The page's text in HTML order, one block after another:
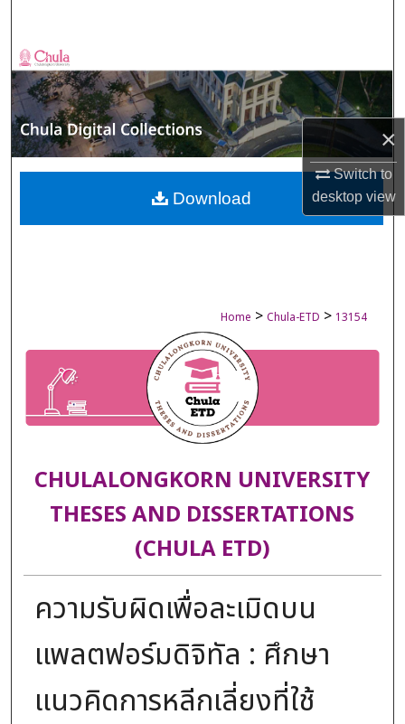
×
Switch to
desktopview
Browse Collections
My Account
About
Digital Commons Network™
Home > Chula-ETD > 13154
CHULALONGKORN UNIVERSITY
THESES AND DISSERTATIONS
(CHULA ETD)
ความรับผิดเพื่อละเมิดบน
แพลตฟอร์มดิจิทัล : ศึกษา
แนวคิดการหลีกเลี่ยงที่ใช้
Download